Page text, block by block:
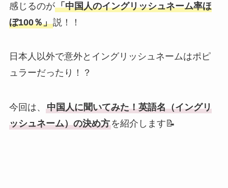
感じるのが「中国人のイングリッシュネーム率ほ
ぼ100％」説！！
日本人以外で意外とイングリッシュネームはポピ
ュラーだったり！？
今回は、 中国人に聞いてみた！英語名（イングリ
ッシュネーム）の決め方を紹介します📝